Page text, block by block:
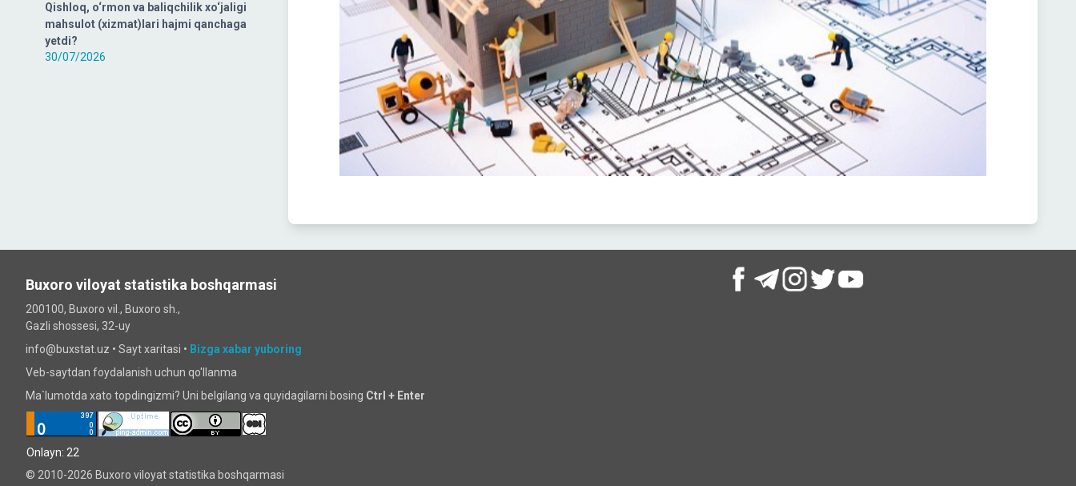
Qishloq, o‘rmon va baliqchilik xo‘jaligi
mahsulot (xizmat)lari hajmi qanchaga
yetdi?
30/07/2026
Buxoro viloyat statistika boshqarmasi
200100, Buxoro vil., Buxoro sh.,
Gazli shossesi, 32-uy
info@buxstat.uz • Sayt xaritasi • Bizga xabar yuboring
Veb-saytdan foydalanish uchun qo'llanma
Ma`lumotda xato topdingizmi? Uni belgilang va quyidagilarni bosing Ctrl + Enter
Onlayn: 22
© 2010-2026 Buxoro viloyat statistika boshqarmasi